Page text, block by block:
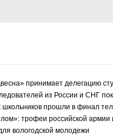
принимает делегацию
из России и СНГ
школьников прошли в финал
трофеи российской
вологодской молодежи